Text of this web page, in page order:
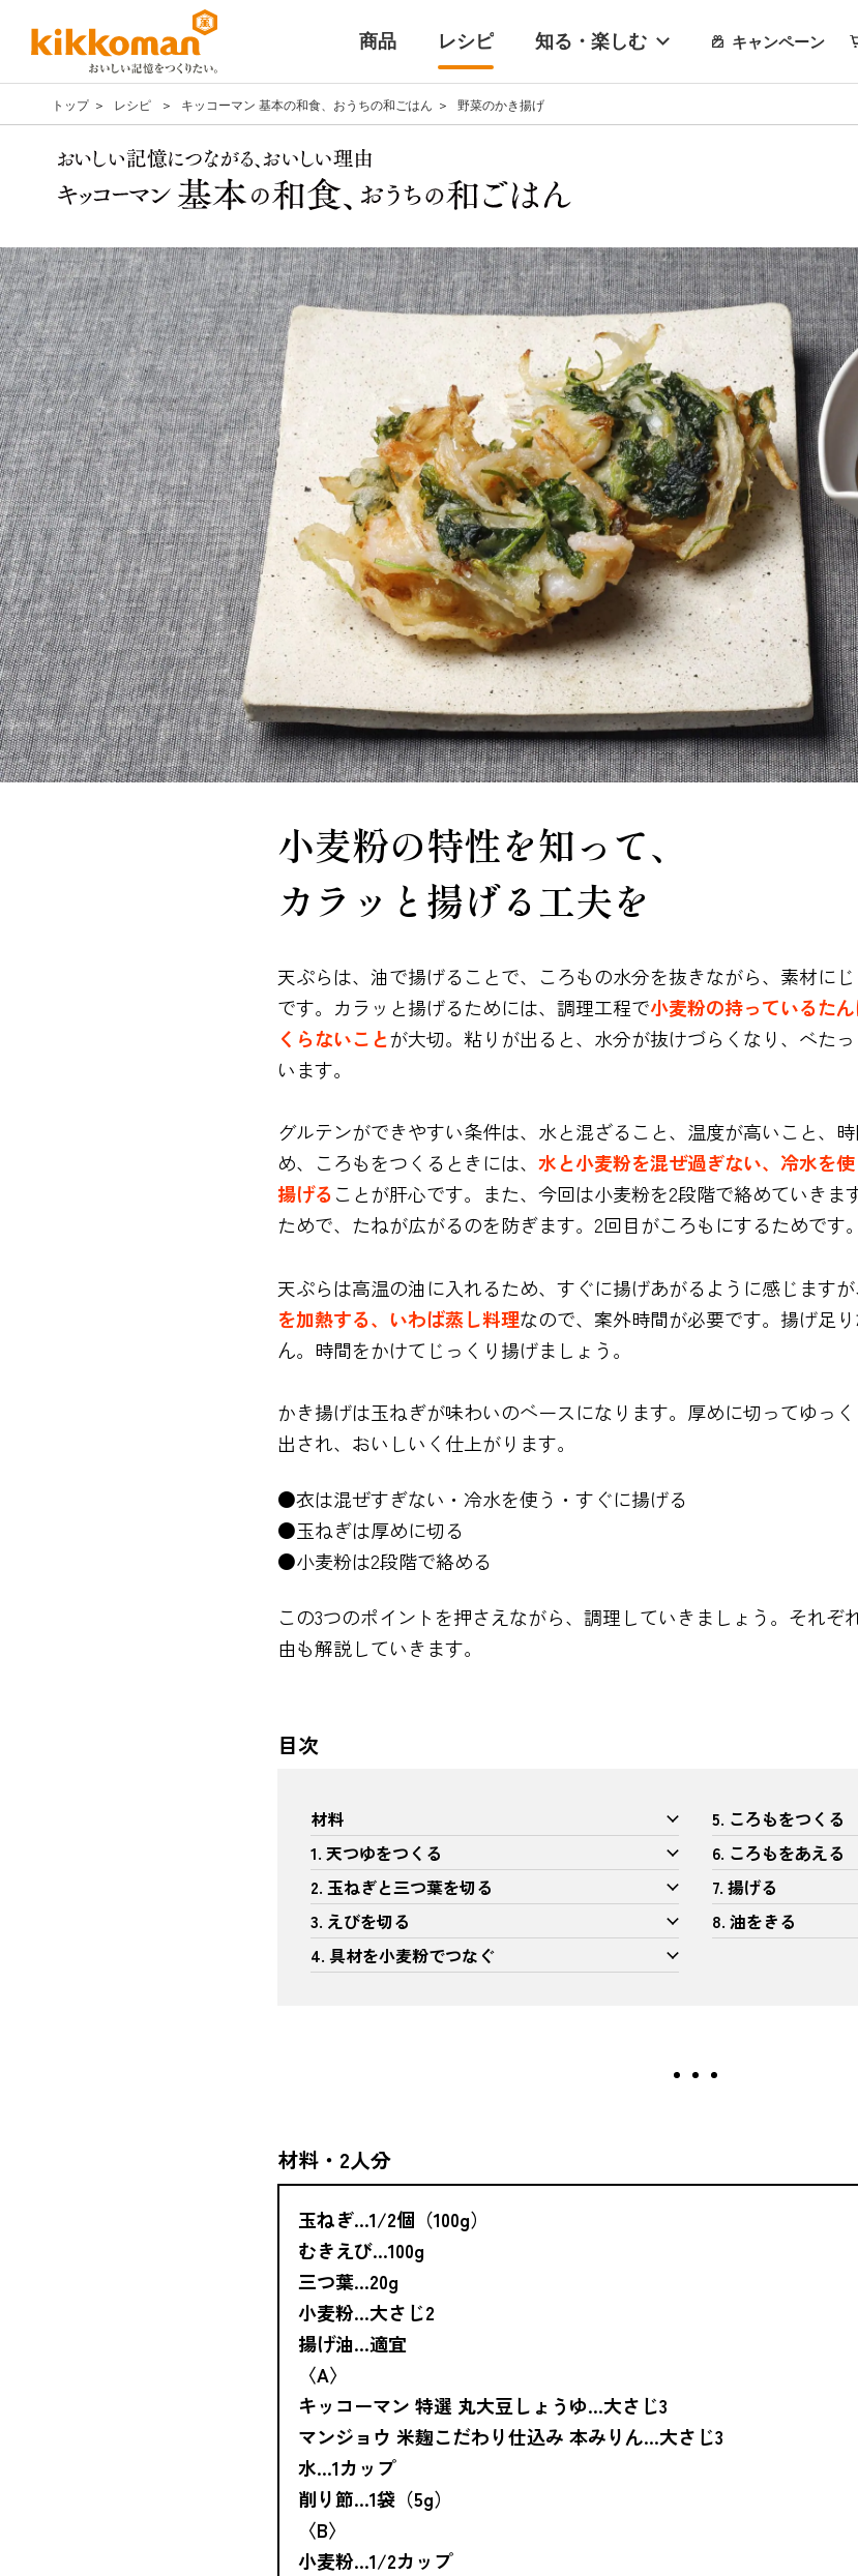
商品 レシピ 知る・楽しむ キャンペーン
トップ レシピ キッコーマン 基本の和食、おうちの和ごはん 野菜のかき揚げ
小麦粉の特性を知って、
カラッと揚げる工夫を
天ぷらは、油で揚げることで、ころもの水分を抜きながら、素材に
です。カラッと揚げるためには、調理工程で小麦粉の持っているた
くらないことが大切。粘りが出ると、水分が抜けづらくなり、べた
います。
グルテンができやすい条件は、水と混ざること、温度が高いこと、
め、ころもをつくるときには、 水と小麦粉を混ぜ過ぎない、冷水を
揚げることが肝心です。また、今回は小麦粉を2段階で絡めていきま
ためで、たねが広がるのを防ぎます。2回目がころもにするためです。
天ぷらは高温の油に入れるため、すぐに揚げあがるように感じますが
を加熱する、いわば蒸し料理なので、案外時間が必要です。揚げ足
ん。時間をかけてじっくり揚げましょう。
かき揚げは玉ねぎが味わいのベースになります。厚めに切ってゆっ
出され、おいしいく仕上がります。
●衣は混ぜすぎない・冷水を使う・すぐに揚げる
●玉ねぎは厚めに切る
●小麦粉は2段階で絡める
この3つのポイントを押さえながら、調理していきましょう。それぞ
由も解説していきます。
目次
材料
1. 天つゆをつくる
2. 玉ねぎと三つ葉を切る
3. えびを切る
4. 具材を小麦粉でつなぐ
5. ころもをつくる
6. ころもをあえる
7. 揚げる
8. 油をきる
材料・2人分
玉ねぎ…1/2個（100g）
むきえび…100g
三つ葉…20g
小麦粉…大さじ2
揚げ油…適宜
〈A〉
キッコーマン 特選 丸大豆しょうゆ…大さじ3
マンジョウ 米麹こだわり仕込み 本みりん…大さじ3
水…1カップ
削り節…1袋（5g）
〈B〉
小麦粉…1/2カップ